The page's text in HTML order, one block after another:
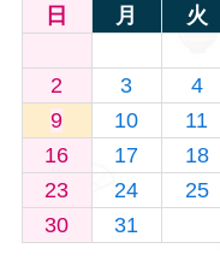
日 月 火
2
3 4
9
10 11
16
17 18
23
24 25
30
31